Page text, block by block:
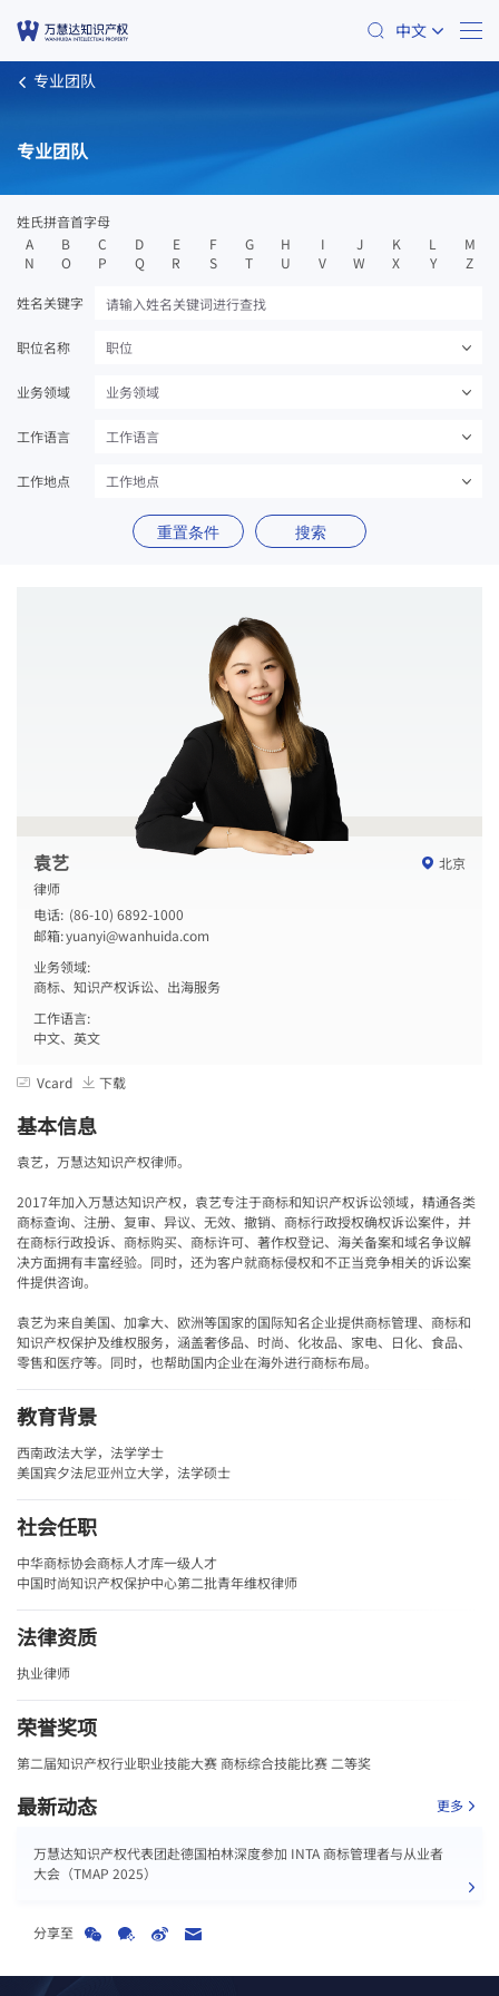
中文
专业团队
专业团队
姓氏拼音首字母
A
B C D E F G H I J K L
M
N
O P Q R S T U V W X Y Z
姓名关键字
职位名称 职位
业务领域 业务领域
工作语言 工作语言
工作地点 工作地点
重置条件 搜索
袁艺
北京
律师
电话: (86-10) 6892-1000
邮箱:yuanyi@wanhuida.com
业务领域:
商标、知识产权诉讼、出海服务
工作语言:
中文、英文
Vcard 下载
基本信息
袁艺，万慧达知识产权律师。
2017年加入万慧达知识产权，袁艺专注于商标和知识产权诉讼领域，精通各类
商标查询、注册、复审、异议、无效、撤销、商标行政授权确权诉讼案件，并
在商标行政投诉、商标购买、商标许可、著作权登记、海关备案和域名争议解
决方面拥有丰富经验。同时，还为客户就商标侵权和不正当竞争相关的诉讼案
件提供咨询。
袁艺为来自美国、加拿大、欧洲等国家的国际知名企业提供商标管理、商标和
知识产权保护及维权服务，涵盖奢侈品、时尚、化妆品、家电、日化、食品、
零售和医疗等。同时，也帮助国内企业在海外进行商标布局。
教育背景
西南政法大学，法学学士
美国宾夕法尼亚州立大学，法学硕士
社会任职
中华商标协会商标人才库一级人才
中国时尚知识产权保护中心第二批青年维权律师
法律资质
执业律师
荣誉奖项
第二届知识产权行业职业技能大赛 商标综合技能比赛 二等奖
最新动态 更多
万慧达知识产权代表团赴德国柏林深度参加 INTA 商标管理者与从业者
大会（TMAP 2025）
分享至